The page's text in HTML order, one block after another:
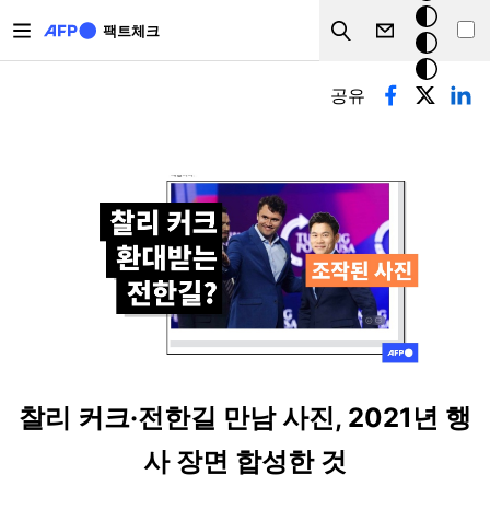
팩트체크
Search
크
모
드
기본탭
공유
찰리 커크·전한길 만남 사진, 2021년 행
사 장면 합성한 것